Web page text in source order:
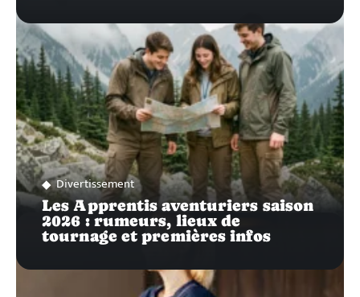
Divertissement
Les Apprentis aventuriers saison
2026 : rumeurs, lieux de
tournage et premières infos